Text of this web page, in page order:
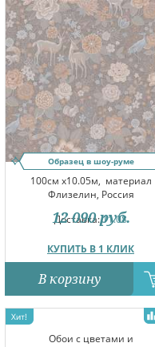
Образец в шоу-руме
100см x10.05м, материал
Флизелин, Россия
Доставка:11.08
КУПИТЬ В 1 КЛИК
12 090 руб.
В корзину
Обои с цветами и